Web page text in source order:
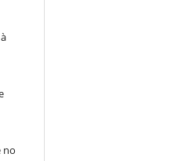
no